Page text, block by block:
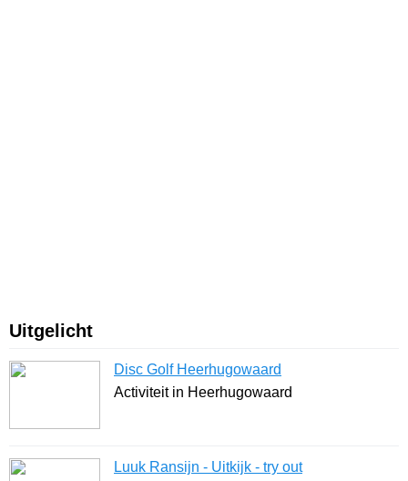
Uitgelicht
Disc Golf Heerhugowaard
Activiteit in Heerhugowaard
Luuk Ransijn - Uitkijk - try out